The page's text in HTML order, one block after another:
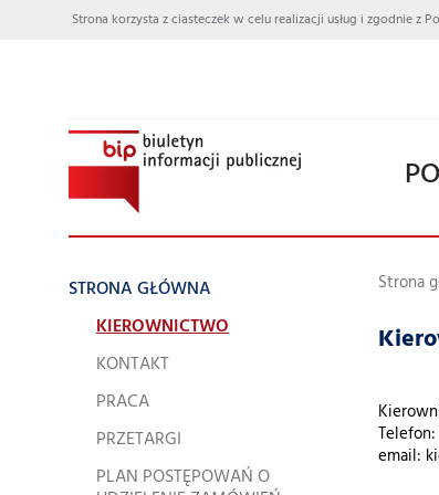
Strona korzysta z ciasteczek w celu realizacji usług i zgodnie
STRONA GŁÓWNA
KIEROWNICTWO
KONTAKT
PRACA
PRZETARGI
PLAN POSTĘPOWAŃ O
Strona
Telefon:
email: